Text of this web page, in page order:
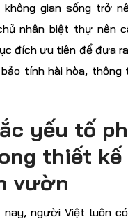
không gian sống trở
nhân biệt thự nên
đích ưu tiên để đưa
tính hài hòa, thông
yếu tố
thiết kế
vườn
người Việt luôn